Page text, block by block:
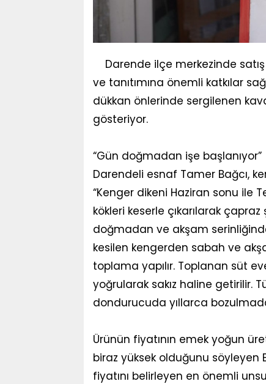
Darende ilçe merkezinde
ve tanıtımına önemli katkılar
dükkan önlerinde sergilenen
gösteriyor.
“Gün doğmadan işe başlanıyor”
Darendeli esnaf Tamer Bağcı,
“Kenger dikeni Haziran sonu ile
kökleri keserle çıkarılarak
doğmadan ve akşam
kesilen kengerden sabah ve
toplama yapılır. Toplanan süt
yoğrularak sakız haline getirilir.
dondurucuda yıllarca
Ürünün fiyatının emek yoğun
biraz yüksek olduğunu söyleyen
fiyatını belirleyen en önemli